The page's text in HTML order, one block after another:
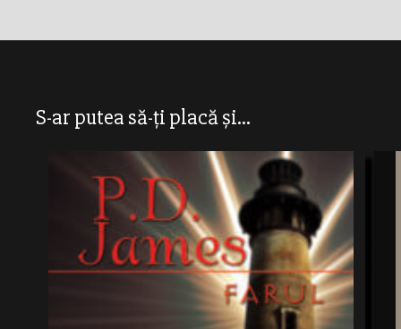
S-ar putea să-ți placă și...